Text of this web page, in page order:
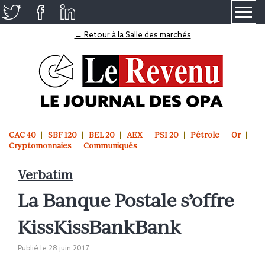
← Retour à la Salle des marchés
CAC 40 SBF 120 BEL 20 AEX PSI 20 Pétrole
Or
Cryptomonnaies
Communiqués
Verbatim
La Banque Postale s’offre
KissKissBankBank
Publié le 28 juin 2017